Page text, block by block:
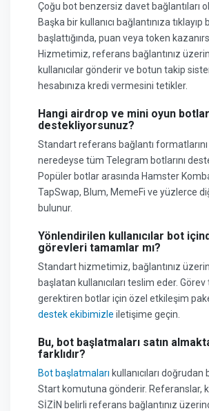
Çoğu bot benzersiz davet bağlantıları
Başka bir kullanıcı bağlantınıza tıklayıp
başlattığında, puan veya token
Hizmetimiz, referans bağlantınız
kullanıcılar gönderir ve botun takip
hesabınıza kredi vermesini tetikler.
Hangi airdrop ve mini oyun
destekliyorsunuz?
Standart referans bağlantı
neredeyse tüm Telegram botlarını
Popüler botlar arasında Hamster
TapSwap, Blum, MemeFi ve yüzlerce
bulunur.
Yönlendirilen kullanıcılar bot
görevleri tamamlar mı?
Standart hizmetimiz, bağlantınız
başlatan kullanıcıları teslim eder.
gerektiren botlar için özel etkileşim
destek ekibimizle iletişime geçin.
Bu, bot başlatmaları satın
farklıdır?
Bot başlatmaları kullanıcıları
Start komutuna gönderir. Referanslar,
SİZİN belirli referans bağlantınız